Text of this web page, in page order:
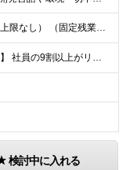
【月給】 350,000円～（上限なし） （固定残業代20時間分16,600円～を含む） ∟経験やスキルにより、決定いたします。 ∟みなし残業代は、時間外労働の有無に関わらず支給します ∟20時間を超
【フルリモート案件多数】 社員の9割以上がリモートワークを導入！ 【勤務地】 自宅／本社オフィス／大阪支社／東京23区内のプロジェクト先への勤務 ・プロジェクト先は、居住地やご自身の希望等を考慮の上
検討中に入れる